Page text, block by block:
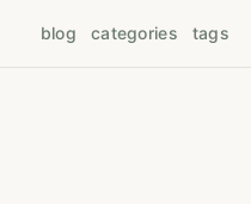
blog categories tags